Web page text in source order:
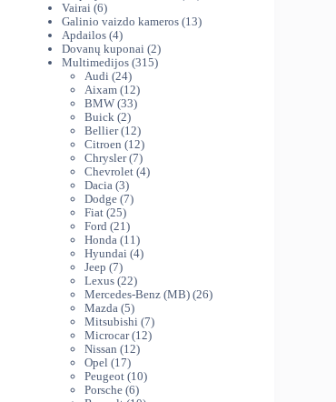
Vairai 66
produktai
Galinio vaizdo kameros 1313
Apdailos 44
produktai
Dovanų kuponai 22
produktai
Multimedijos 315315
Audi 2424
produktai
Aixam 1212
produktų
BMW 3333
Buick 22
produktai
Bellier 1212
produktų
Citroen 1212
produktų
Chrysler 77
produktai
Chevrolet 44
Dacia 33
produktai
Dodge 77
Fiat 2525
produktai
Ford 21 21
produktas
Honda 11 11
produktų
Hyundai 44
Jeep 77
produktai
Lexus 2222
produktai
Mercedes-Benz (MB) 2626
Mazda 55
produktai
Mitsubishi 77
produktai
Microcar 1212
Nissan 1212
Opel 1717
produktų
Peugeot 1010
Porsche 66